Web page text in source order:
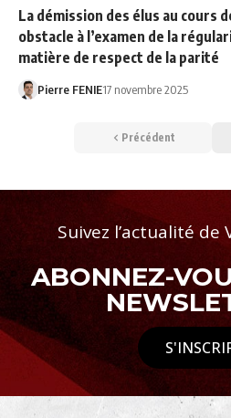
La démission des élus au cours
obstacle à l’examen de la
matière de respect de la parité
Pierre FENIE17 novembre 2025
Précédent
Suivez l’actualité de
ABONNEZ-